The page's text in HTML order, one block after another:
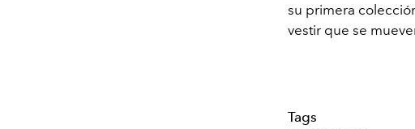
su primera
vestir que se
Tags